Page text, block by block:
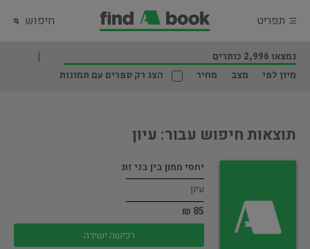
תפריט חיפוש
נמצאו 2,996 כותרים
מיון לפי
מצב מחיר הצג רק ספרים עם תמונות
תוצאות חיפוש עבור: עיון
יחסי ממון בין בני זוג
עיון
85 ₪
רכישה ישירה